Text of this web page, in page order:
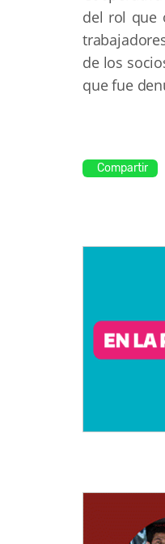
del rol que
de los
que fue
Compartir